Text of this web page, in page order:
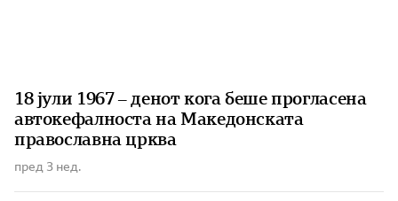
18 јули 1967 – денот кога беше прогласена
автокефалноста на Македонската
православна црква
пред 3 нед.